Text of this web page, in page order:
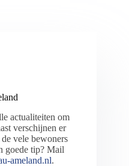
actualiteiten om
verschijnen er
vele bewoners
goede tip? Mail
ameland.nl.